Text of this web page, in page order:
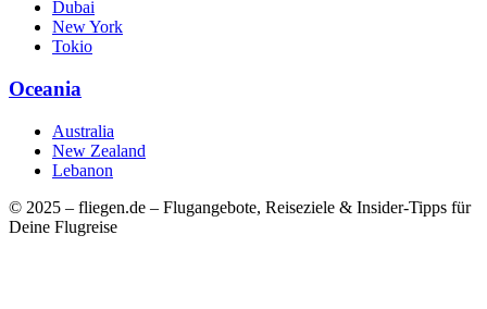
Dubai
New York
Tokio
Oceania
Australia
New Zealand
Lebanon
© 2025 – fliegen.de – Flugangebote, Reiseziele & Insider-Tipps für
Deine Flugreise